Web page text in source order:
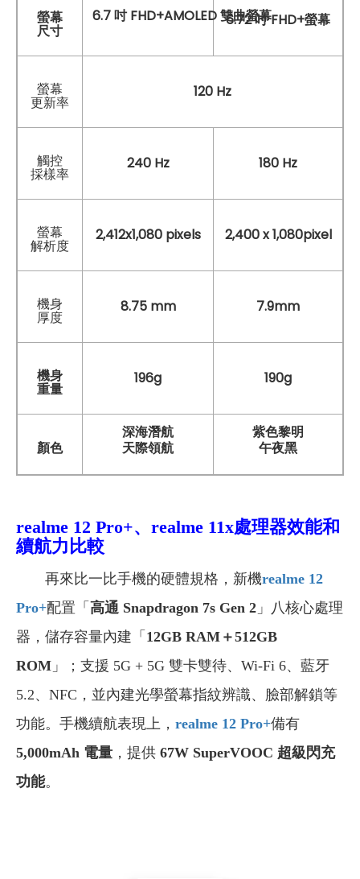
螢幕
尺寸
6.7 吋 FHD+AMOLED 雙曲螢幕6.72 吋 FHD+螢幕
螢幕
更新率
120 Hz
觸控
採樣率
240 Hz 180 Hz
螢幕
解析度
2,412x1,080 pixels 2,400 x 1,080pixel
機身
厚度
8.75 mm 7.9mm
機身
重量
196g 190g
顏色
深海潛航
天際領航
紫色黎明
午夜黑
realme 12 Pro+、realme 11x處理器效能和
續航力比較
再來比一比手機的硬體規格，新機realme 12
Pro+配置「 高通 Snapdragon 7s Gen 2 」八核心處理
器，儲存容量內建「 12GB RAM＋512GB
ROM 」；支援 5G + 5G 雙卡雙待、Wi-Fi 6、藍牙
5.2、NFC，並內建光學螢幕指紋辨識、臉部解鎖等
功能。手機續航表現上， realme 12 Pro+備有
5,000mAh 電量 ，提供 67W SuperVOOC 超級閃充
功能。